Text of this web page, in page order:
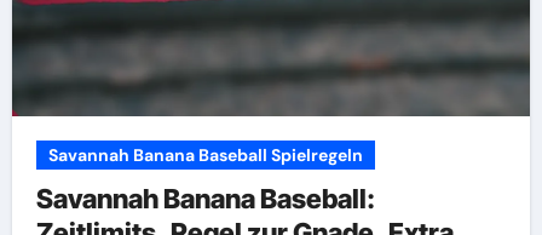
Savannah Banana Baseball Spielregeln
Savannah Banana Baseball: